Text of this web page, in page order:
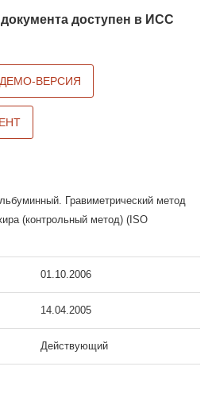
доступен в ИСС
ДЕМО-ВЕРСИЯ
Гравиметрический метод
(контрольный метод) (ISO
01.10.2006
14.04.2005
Действующий